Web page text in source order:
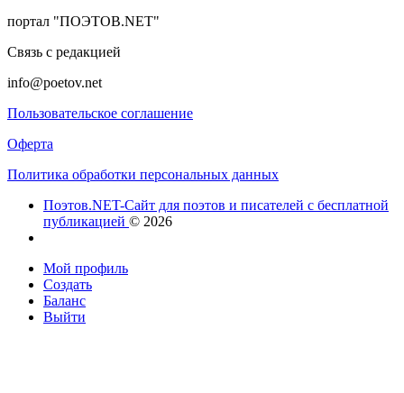
портал "ПОЭТОВ.NET"
Связь с редакцией
info@poetov.net
Пользовательское соглашение
Оферта
Политика обработки персональных данных
Поэтов.NET-Сайт для поэтов и писателей с бесплатной
публикацией © 2026
Мой профиль
Создать
Баланс
Выйти